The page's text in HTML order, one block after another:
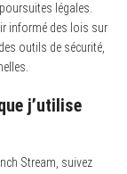
légales.
informé des lois sur
outils de sécurité,
j’utilise
Stream, suivez